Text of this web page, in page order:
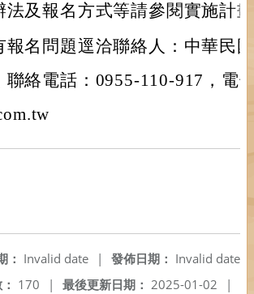
法及報名方式等請參閱實施計
報名問題逕洽聯絡人：中華民
聯絡電話：0955-110-917，電
發佈日期： Invalid date
： Invalid date
|
最後更新日期： 2025-01-02 |
170 |